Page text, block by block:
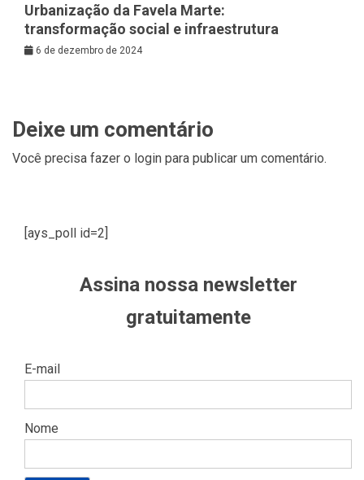
Urbanização da Favela Marte:
transformação social e infraestrutura
6 de dezembro de 2024
Deixe um comentário
Você precisa fazer o login para publicar um comentário.
[ays_poll id=2]
Assina nossa newsletter
gratuitamente
E-mail
Nome